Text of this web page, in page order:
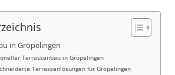
in Gröpelingen
Terrassenbau in Gröpelingen
Terrassenlösungen für Gröpelingen